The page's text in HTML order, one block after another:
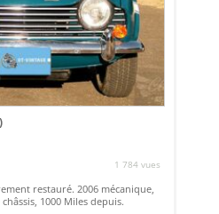
1 784 vues
restauré. 2006 mécanique,
1000 Miles depuis.